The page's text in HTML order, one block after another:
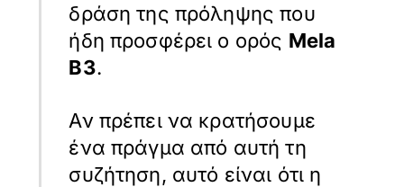
δράση της πρόληψης που
ήδη προσφέρει ο ορός Mela
B3.
Αν πρέπει να κρατήσουμε
ένα πράγμα από αυτή τη
συζήτηση, αυτό είναι ότι η